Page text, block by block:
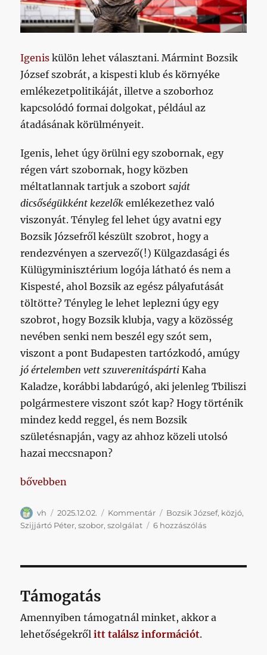
Igenis külön lehet választani. Mármint Bozsik
József szobrát, a kispesti klub és környéke
emlékezetpolitikáját, illetve a szoborhoz
kapcsolódó formai dolgokat, például az
átadásának körülményeit.
Igenis, lehet úgy örülni egy szobornak, egy
régen várt szobornak, hogy közben
méltatlannak tartjuk a szobortsaját
dicsőségükként kezelők emlékezethez való
viszonyát. Tényleg fel lehet úgy avatni egy
Bozsik Józsefről készült szobrot, hogy a
rendezvényen a szervező(!) Külgazdasági és
Külügyminisztérium logója látható és nem a
Kispesté, ahol Bozsik az egész pályafutását
töltötte? Tényleg le lehet leplezni úgy egy
szobrot, hogy Bozsik klubja, vagy a közösség
nevében senki nem beszél egy szót sem,
viszont a pont Budapesten tartózkodó, amúgy
jó értelemben vett szuverenitáspárti Kaha
Kaladze, korábbi labdarúgó, aki jelenleg Tbiliszi
polgármestere viszont szót kap? Hogy történik
mindez kedd reggel, és nem Bozsik
születésnapján, vagy az ahhoz közeli utolsó
hazai meccsnapon?
„Őszintén örülni egy fontos és jó szobornak, és
bővebben
Szerző
vh Közzétéve
2025.12.02. Kategória
Kommentár Címke
Bozsik József, közjó,
Szijjártó Péter,szobor,szolgálat 6 hozzászólásŐszintén
Támogatás
Amennyiben támogatnál minket, akkor a
lehetőségekrőlitt találsz információt.